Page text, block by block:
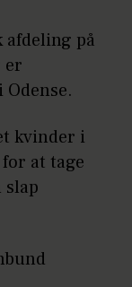
vedpå
er
kvinder i
at tage
slap